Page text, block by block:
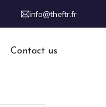
info@theftr.fr
Contact us